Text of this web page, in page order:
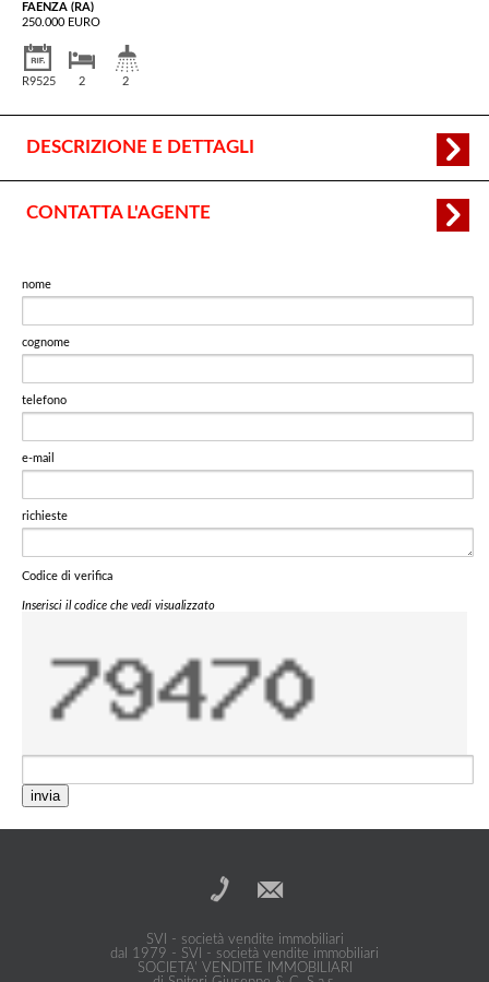
FAENZA (RA)
250.000 EURO
R9525 2 2
DESCRIZIONE E DETTAGLI
CONTATTA L'AGENTE
nome
cognome
telefono
e-mail
richieste
Codice di verifica
Inserisci il codice che vedi visualizzato
invia
SVI - società vendite immobiliari
dal 1979 - SVI - società vendite immobiliari
SOCIETA' VENDITE IMMOBILIARI